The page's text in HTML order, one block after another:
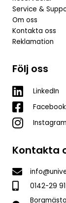
Service &
Om oss
Kontakta oss
Reklamation
Följ oss
LinkedIn
Facebook
Instagram
Kontakta
0142-29